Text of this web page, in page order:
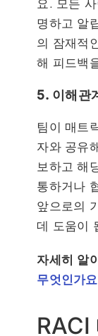
요. 모든
명하고 알
의 잠재적
해 피드백
5. 이해관
팀이 매트
자와 공유
보하고 해
통하거나
앞으로의
데 도움이
자세히 알
무엇인가
RACI